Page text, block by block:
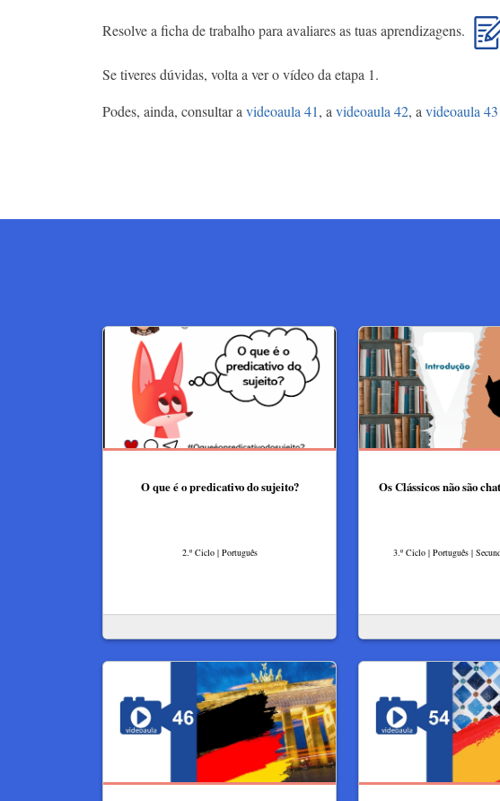
Resolve a ficha de trabalho para avaliares as tuas aprendizagens.
Se tiveres dúvidas, volta a ver o vídeo da etapa 1.
Podes, ainda, consultar avideoaula 41, avideoaula 42, avideoaula 43
O que é o predicativo do sujeito?
2.º Ciclo | Português
Os Clássicos não são
3.º Ciclo | Português |